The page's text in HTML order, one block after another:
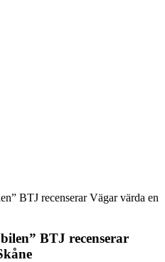
BTJ recenserar Vägar värda en
BTJ recenserar